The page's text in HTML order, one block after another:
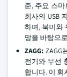
준, 주요 스
회사의 USB
하며, 북미와
망을 바탕으
ZAGG: ZAGG
전기와 무선
합니다. 이 회